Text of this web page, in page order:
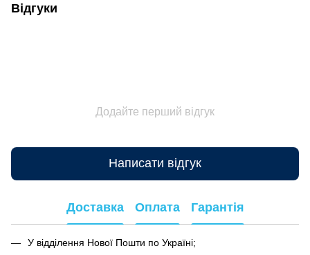
Відгуки
Додайте перший відгук
Написати відгук
Доставка Оплата Гарантія
У відділення Нової Пошти по Україні;